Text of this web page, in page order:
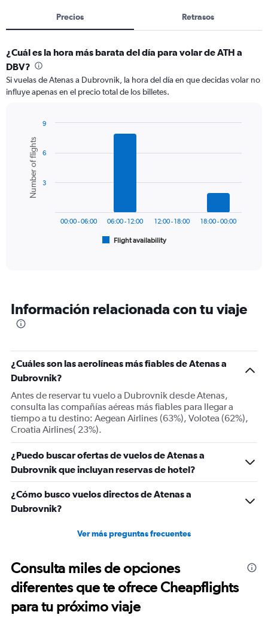
Precios Retrasos
¿Cuál es la hora más barata del día para volar de ATH a
DBV?
Si vuelas de Atenas a Dubrovnik, la hora del día en que decidas volar no
influye apenas en el precio total de los billetes.
chart
with
bars.
The
categories.
The
Y
axis
displaying
Number
of
flights.
Range:
to
9.
Chart
graphic.
Number of flights
Flight availability
00:00 - 06:00 06:00 - 12:00 12:00 - 18:00 18:00 - 00:00
3
6
9
Información relacionada con tu viaje
¿Cuáles son las aerolíneas más fiables de Atenas a
Dubrovnik?
Antes de reservar tu vuelo a Dubrovnik desde Atenas,
consulta las compañías aéreas más fiables para llegar a
tiempo a tu destino: Aegean Airlines (63%), Volotea (62%),
Croatia Airlines( 23%).
¿Puedo buscar ofertas de vuelos de Atenas a
Dubrovnik que incluyan reservas de hotel?
¿Cómo busco vuelos directos de Atenas a
Dubrovnik?
Ver más preguntas frecuentes
Consulta miles de opciones
diferentes que te ofrece Cheapflights
para tu próximo viaje